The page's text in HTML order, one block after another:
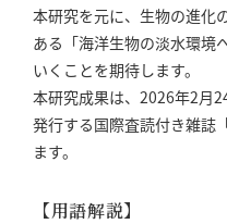
本研究を元に、生物の進化
ある「海洋生物の淡水環境
いくことを期待します。
本研究成果は、2026年2月
発行する国際査読付き雑誌
ます。
【用語解説】